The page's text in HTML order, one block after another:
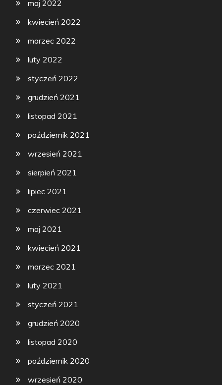
maj 2022
kwiecień 2022
marzec 2022
luty 2022
styczeń 2022
grudzień 2021
listopad 2021
październik 2021
wrzesień 2021
sierpień 2021
lipiec 2021
czerwiec 2021
maj 2021
kwiecień 2021
marzec 2021
luty 2021
styczeń 2021
grudzień 2020
listopad 2020
październik 2020
wrzesień 2020